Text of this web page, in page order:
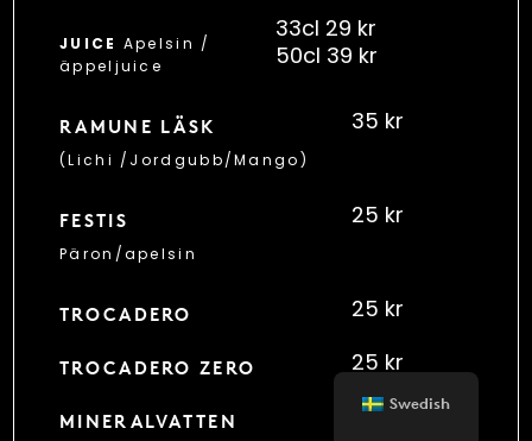
JUICE Apelsin /
äppeljuice
33cl 29 kr
50cl 39 kr
RAMUNE LÄSK
(Lichi /Jordgubb/Mango)
35 kr
FESTIS
Päron/apelsin
25 kr
TROCADERO 25 kr
TROCADERO ZERO 25 kr
MINERALVATTEN 29 krSwedish